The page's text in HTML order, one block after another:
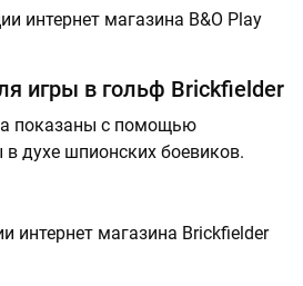
игры в гольф Brickfielder
показаны с помощью
в духе шпионских боевиков.